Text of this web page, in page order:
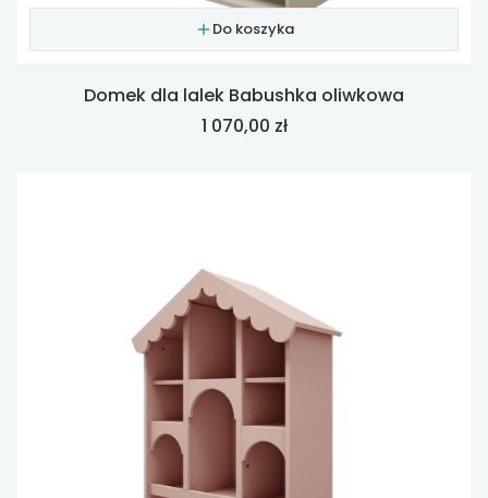
Do koszyka
Domek dla lalek Babushka oliwkowa
Cena
1 070,00 zł